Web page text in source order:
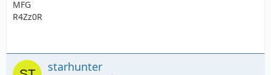
MFG
R4Zz0R
starhunter